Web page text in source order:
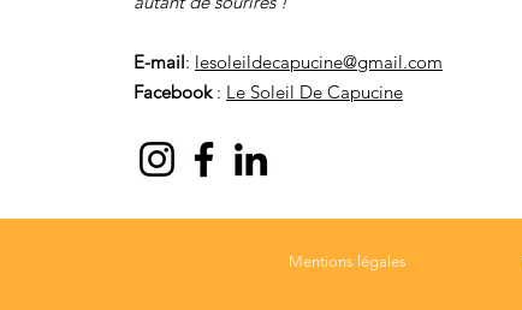
E-mail: lesoleildecapucine@gmail.com
Facebook : Le Soleil De Capucine
Mentions légales